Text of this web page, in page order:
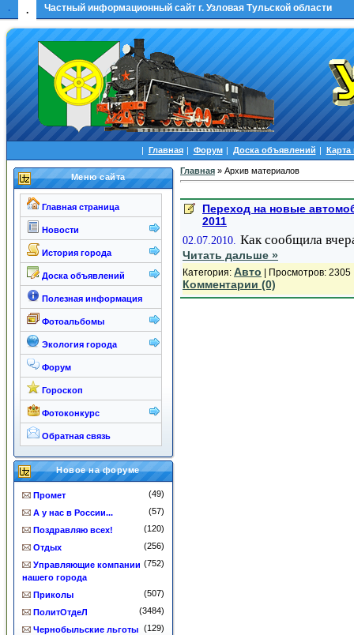
. . Частный информационный сайт г. Узловая Тульской области
| Главная | Форум | Доска объявлений | Карта
Меню сайта
Главная страница
Новости
История города
Доска объявлений
Полезная информация
Фотоальбомы
Экология города
Форум
Гороскоп
Фотоконкурс
Обратная связь
Новое на форуме
Промет
(49)
А у нас в России...
(57)
Поздравляю всех!
(120)
Отдых
(256)
Управляющие компании
нашего города
(752)
Приколы
(507)
ПолитОтдеЛ
(3484)
Чернобыльские льготы (129)
Главная » Архив материалов
Переход на новые
2011
02.07.2010. Как сообщила
Читать дальше »
Категория: Авто | Просмотров:
Комментарии (0)